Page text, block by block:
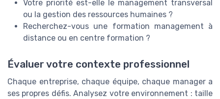
Votre priorité est-elle le management transversal
ou la gestion des ressources humaines ?
Recherchez-vous une formation management à
distance ou en centre formation ?
Évaluer votre contexte professionnel
Chaque entreprise, chaque équipe, chaque manager a
ses propres défis. Analysez votre environnement : taille